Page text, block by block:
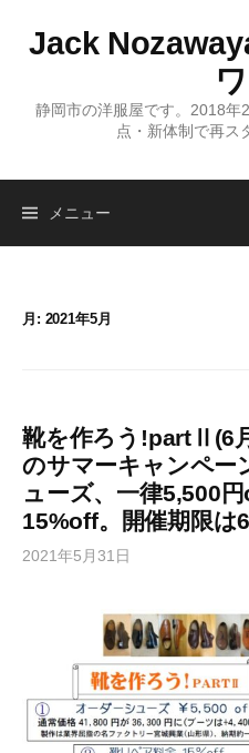
ス
Jack
静岡市の洋服屋です。2018年
点・新体制で再ス
メニュー
月: 2021年5月
靴を作ろう!partⅡ(6
のサマーキャンペ
ューズ、一律5,500
15%off。開催期限は
2021年5月31日